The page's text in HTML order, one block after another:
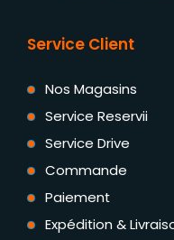
Service Client
Nos Magasins
Service Reservii
Service Drive
Commande
Paiement
Expédition &